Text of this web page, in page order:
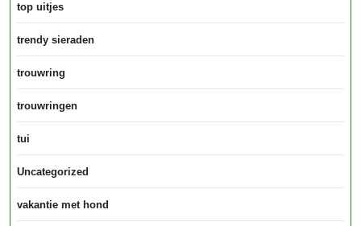
top uitjes
trendy sieraden
trouwring
trouwringen
tui
Uncategorized
vakantie met hond